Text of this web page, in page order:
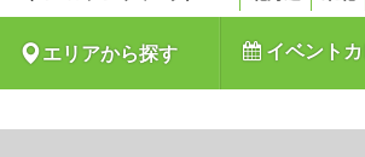
エリアから探す イベント